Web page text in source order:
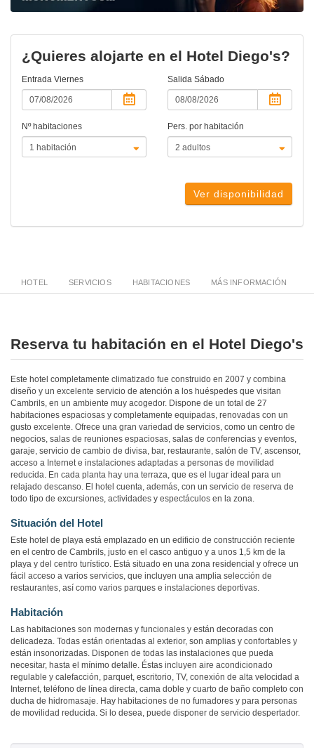
¿Quieres alojarte en el Hotel Diego's?
Entrada Viernes Salida Sábado
Nº habitaciones Pers. por habitación
Ver disponibilidad
HOTEL SERVICIOS HABITACIONES MÁS INFORMACIÓN
Reserva tu habitación en el Hotel Diego's
Este hotel completamente climatizado fue construido en 2007 y combina
diseño y un excelente servicio de atención a los huéspedes que visitan
Cambrils, en un ambiente muy acogedor. Dispone de un total de 27
habitaciones espaciosas y completamente equipadas, renovadas con un
gusto excelente. Ofrece una gran variedad de servicios, como un centro de
negocios, salas de reuniones espaciosas, salas de conferencias y eventos,
garaje, servicio de cambio de divisa, bar, restaurante, salón de TV, ascensor,
acceso a Internet e instalaciones adaptadas a personas de movilidad
reducida. En cada planta hay una terraza, que es el lugar ideal para un
relajado descanso. El hotel cuenta, además, con un servicio de reserva de
todo tipo de excursiones, actividades y espectáculos en la zona.
Situación del Hotel
Este hotel de playa está emplazado en un edificio de construcción reciente
en el centro de Cambrils, justo en el casco antiguo y a unos 1,5 km de la
playa y del centro turístico. Está situado en una zona residencial y ofrece un
fácil acceso a varios servicios, que incluyen una amplia selección de
restaurantes, así como varios parques e instalaciones deportivas.
Habitación
Las habitaciones son modernas y funcionales y están decoradas con
delicadeza. Todas están orientadas al exterior, son amplias y confortables y
están insonorizadas. Disponen de todas las instalaciones que pueda
necesitar, hasta el mínimo detalle. Éstas incluyen aire acondicionado
regulable y calefacción, parquet, escritorio, TV, conexión de alta velocidad a
Internet, teléfono de línea directa, cama doble y cuarto de baño completo con
ducha de hidromasaje. Hay habitaciones de no fumadores y para personas
de movilidad reducida. Si lo desea, puede disponer de servicio despertador.